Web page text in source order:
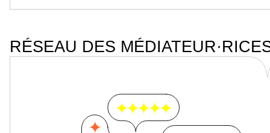
RÉSEAU DES